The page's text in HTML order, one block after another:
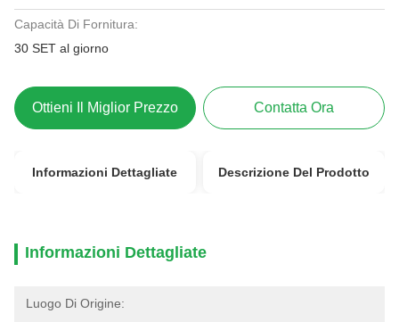
Capacità Di Fornitura:
30 SET al giorno
Ottieni Il Miglior Prezzo Contatta Ora
Informazioni Dettagliate Descrizione Del Prodotto
Informazioni Dettagliate
Luogo Di Origine: